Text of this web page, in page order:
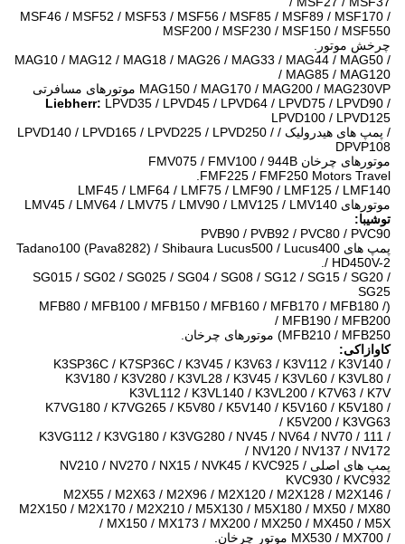
MSF46 / MSF52 / MSF53 / MSF56 / MSF85 / MSF89 / MSF170 /
MSF200 / MSF230 / MSF150 / MSF550
چرخش موتور.
MAG10 / MAG12 / MAG18 / MAG26 / MAG33 / MAG44 / MAG50 /
MAG85 / MAG120 /
MAG150 / MAG170 / MAG200 / MAG230VP موتورهای مسافرتی
Liebherr: LPVD35 / LPVD45 / LPVD64 / LPVD75 / LPVD90 /
LPVD100 / LPVD125
/ پمپ های هیدرولیک / LPVD140 / LPVD165 / LPVD225 / LPVD250 /
DPVP108
موتورهای چرخان FMV075 / FMV100 / 944B
FMF225 / FMF250 Motors Travel.
LMF45 / LMF64 / LMF75 / LMF90 / LMF125 / LMF140
موتورهای LMV45 / LMV64 / LMV75 / LMV90 / LMV125 / LMV140
توشیبا:
PVB90 / PVB92 / PVC80 / PVC90
پمپ های Tadano100 (Pava8282) / Shibaura Lucus500 / Lucus400
/ HD450V-2.
SG015 / SG02 / SG025 / SG04 / SG08 / SG12 / SG15 / SG20 /
SG25
(MFB80 / MFB100 / MFB150 / MFB160 / MFB170 / MFB180 /
MFB190 / MFB200 /
MFB210 / MFB250) موتورهای چرخان.
کاوازاکی:
K3SP36C / K7SP36C / K3V45 / K3V63 / K3V112 / K3V140 /
K3V180 / K3V280 / K3VL28 / K3V45 / K3VL60 / K3VL80 /
K3VL112 / K3VL140 / K3VL200 / K7V63 / K7V
K7VG180 / K7VG265 / K5V80 / K5V140 / K5V160 / K5V180 /
K5V200 / K3VG63 /
K3VG112 / K3VG180 / K3VG280 / NV45 / NV64 / NV70 / 111 /
NV120 / NV137 / NV172 /
پمپ های اصلی NV210 / NV270 / NX15 / NVK45 / KVC925 /
KVC930 / KVC932
M2X55 / M2X63 / M2X96 / M2X120 / M2X128 / M2X146 /
M2X150 / M2X170 / M2X210 / M5X130 / M5X180 / MX50 / MX80
/ MX150 / MX173 / MX200 / MX250 / MX450 / M5X